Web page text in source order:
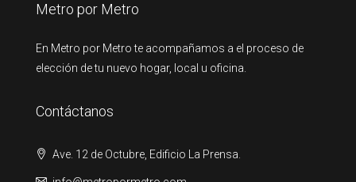
Metro por Metro
En Metro por Metro te acompañamos a el proceso de
elección de tu nuevo hogar, local u oficina.
Contáctanos
Ave. 12 de Octubre, Edificio La Prensa.